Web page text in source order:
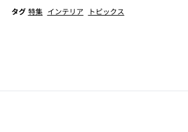
タグ 特集 インテリア
トピックス